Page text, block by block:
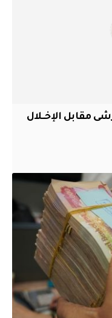
مقابل الإخــلال